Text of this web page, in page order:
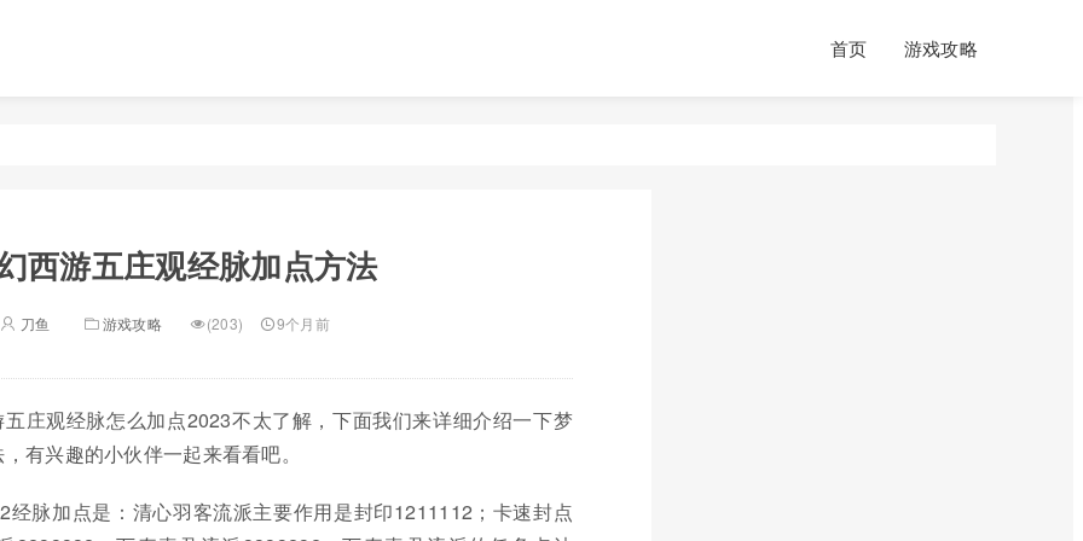
首页 游戏攻略
西游五庄观经脉加点方法
刀鱼 游戏攻略 (203) 9个月前
庄观经脉怎么加点2023不太了解，下面我们来详细介绍一下梦
有兴趣的小伙伴一起来看看吧。
经脉加点是：清心羽客流派主要作用是封印1211112；卡速封点